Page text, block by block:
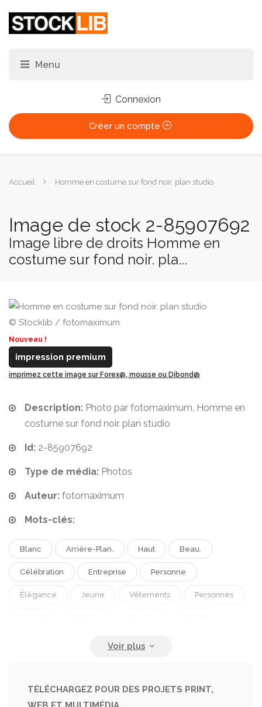
Connexion
Créer un compte
Vous
Accueil Homme en costume sur fond noir. plan studio
Image de stock 2-85907692
Image libre de droits Homme en
costume sur fond noir. pla...
© Stocklib / fotomaximum
Nouveau !
impression premium
imprimez cette image sur Forex@, mousse ou Dibond@
Description: Photo par fotomaximum. Homme en
costume sur fond noir. plan studio
Id: 2-85907692
Type de média: Photos
Auteur: fotomaximum
Mots-clés:
Blanc Arrière-Plan. Haut Beau.
Célébration Entreprise Personne
Élégance Jeune Vêtements Personnes
Affronter
Idée Bureau Mur Costume Intérieur
TÉLÉCHARGEZ POUR DES PROJETS PRINT,